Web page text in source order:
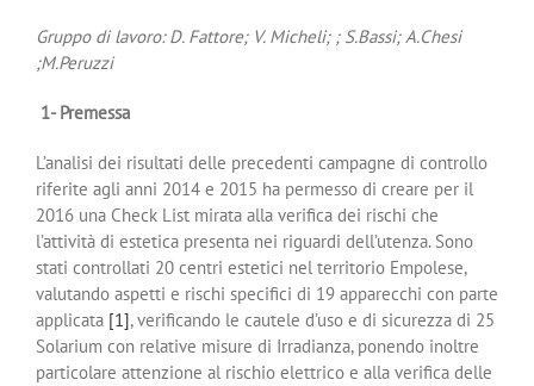
Gruppo di lavoro: D. Fattore; V. Micheli; ; S.Bassi; A.Chesi
;M.Peruzzi
1- Premessa
L’analisi dei risultati delle precedenti campagne di controllo
riferite agli anni 2014 e 2015 ha permesso di creare per il
2016 una Check List mirata alla verifica dei rischi che
l’attività di estetica presenta nei riguardi dell’utenza. Sono
stati controllati 20 centri estetici nel territorio Empolese,
valutando aspetti e rischi specifici di 19 apparecchi con parte
applicata [1], verificando le cautele d’uso e di sicurezza di 25
Solarium con relative misure di Irradianza, ponendo inoltre
particolare attenzione al rischio elettrico e alla verifica delle